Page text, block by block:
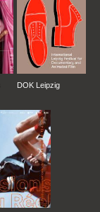
DOK Leipzig